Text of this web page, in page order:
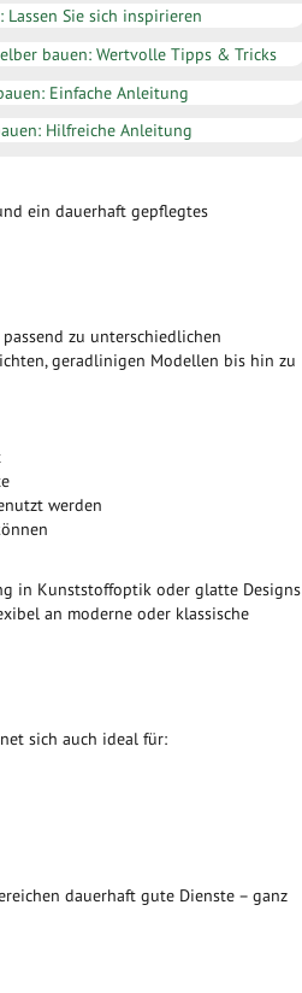
Lassen Sie sich inspirieren
bauen: Wertvolle Tipps & Tricks
Einfache Anleitung
Hilfreiche Anleitung
ein dauerhaft gepflegtes
zu unterschiedlichen
geradlinigen Modellen bis hin zu
werden
in Kunststoffoptik oder glatte Designs
an moderne oder klassische
sich auch ideal für:
dauerhaft gute Dienste – ganz